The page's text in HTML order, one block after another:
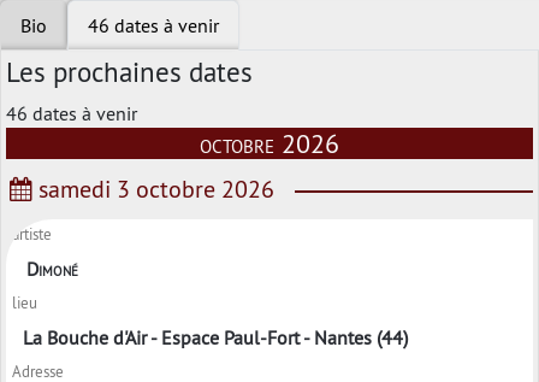
Bio 46 dates à venir
Les prochaines dates
46 dates à venir
octobre 2026
samedi 3 octobre 2026
artiste
Dimoné
lieu
La Bouche d'Air - Espace Paul-Fort - Nantes (44)
Adresse